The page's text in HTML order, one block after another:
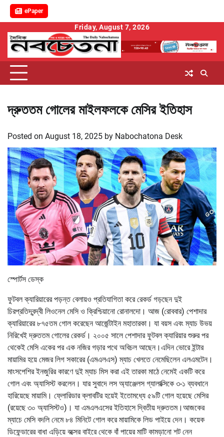
ePaper
content
Friday, August 7, 2026
দ্রুততম গোলের মাইলফলকে মেসির ইতিহাস
Posted on August 18, 2025 by Nabochatona Desk
স্পোর্টস ডেস্ক
ফুটবল ক্যারিয়ারের পড়ন্ত বেলায়ও প্রতিযাগিতা করে রেকর্ড গড়ছেন দুই
চিরপ্রতিদ্বন্দ্বী লিওনেল মেসি ও ক্রিশ্চিয়ানো রোনালদো। আজ (রোববার) পেশাদার
ক্যারিয়ারের ৮৭৫তম গোল করেছেন আর্জেন্টাইন মহাতারকা। যা বয়স এবং ম্যাচ উভয়
নিরিখেই দ্রুততম গোলের রেকর্ড। ২০০৫ সালে পেশাদার ফুটবল ক্যারিয়ার শুরুর পর
থেকেই মেসি একের পর এক নজির গড়ার পথে অবিচল আছেন।এদিন ভোরে ইন্টার
মায়ামির হয়ে মেজর লিগ সকারের (এমএলএস) ম্যাচ খেলতে নেমেছিলেন এলএমটেন।
মাংসপেশির ইনজুরির কারণে দুই ম্যাচ মিস করা এই তারকা মাঠে নেমেই একটি করে
গোল এবং অ্যাসিস্ট করলেন। যার সুবাদে লস অ্যাঞ্জেলস গ্যালাক্সিকে ৩-১ ব্যবধানে
হারিয়েছে মায়ামি। ফ্লোরিডার ক্লাবটির হয়েই ইতোমধ্যে ৫৯টি গোল হয়েছে মেসির
(রয়েছে ৩০ অ্যাসিস্টও)। যা এমএলএসের ইতিহাসে দ্বিতীয় দ্রুততম।আজকের
ম্যাচে মেসি বদলি নেমে ৮৪ মিনিটে গোল করে মায়ামিকে লিড পাইয়ে দেন। কয়েক
ডিফেন্ডারের বাধা এড়িয়ে বক্সের বাইরে থেকে বাঁ পায়ের মাটি কামড়ানো শট নেন